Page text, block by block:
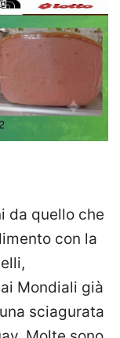
da quello che
con la
Mondiali già
sciagurata